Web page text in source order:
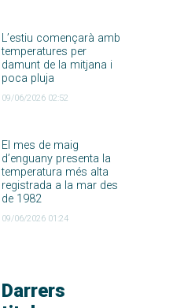
L’estiu començarà amb
temperatures per
damunt de la mitjana i
poca pluja
09/06/2026 02:52
El mes de maig
d’enguany presenta la
temperatura més alta
registrada a la mar des
de 1982
09/06/2026 01:24
Darrers